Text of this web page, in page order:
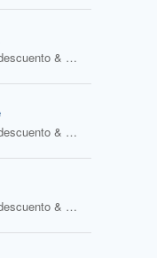
5 Cupones descuento & 1 Oferta
4 Cupones descuento & 2 Ofertas
4 Cupones descuento & 3 Ofertas